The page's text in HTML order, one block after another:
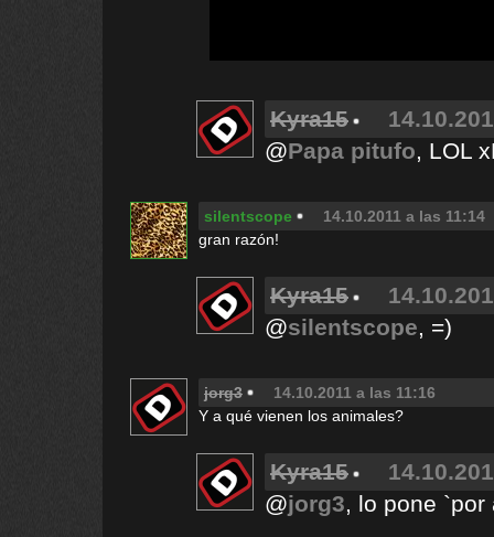
Kyra15
@Papa pitufo, LOL
silentscope
14.10.2011 a las 11:14
gran razón!
Kyra15
@silentscope, =)
jorg3
14.10.2011 a las 11:16
Y a qué vienen los animales?
Kyra15
@jorg3, lo pone `por